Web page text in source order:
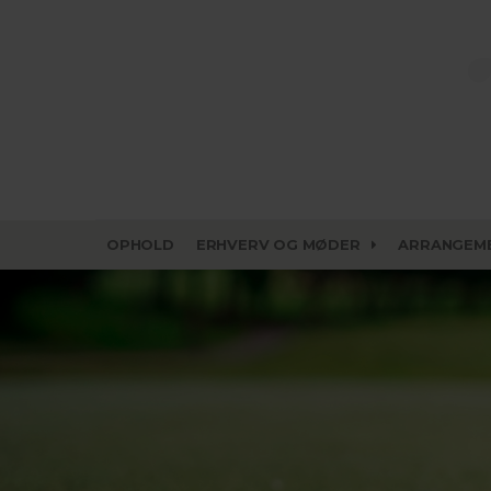
OPHOLD ERHVERV OG MØDER